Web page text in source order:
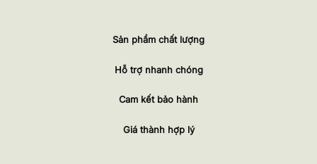
Sản phẩm chất lượng
Hỗ trợ nhanh chóng
Cam kết bảo hành
Giá thành hợp lý